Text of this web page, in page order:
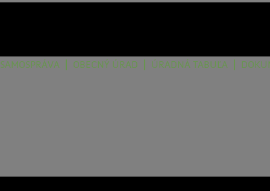
SAMOSPRÁVA OBECNÝ ÚRAD ÚRADNÁ TABUĽA